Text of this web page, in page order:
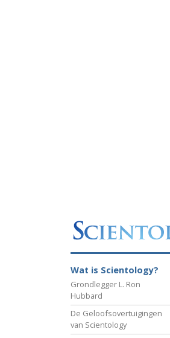
Wat is Scientology?
Grondlegger L. Ron
Hubbard
De Geloofsovertuigingen
van Scientology